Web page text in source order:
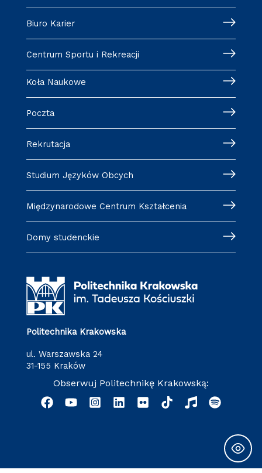
Biuro Karier
Centrum Sportu i Rekreacji
Koła Naukowe
Poczta
Rekrutacja
Studium Języków Obcych
Międzynarodowe Centrum Kształcenia
Domy studenckie
Politechnika Krakowska
ul. Warszawska 24
31-155 Kraków
Obserwuj Politechnikę Krakowską: